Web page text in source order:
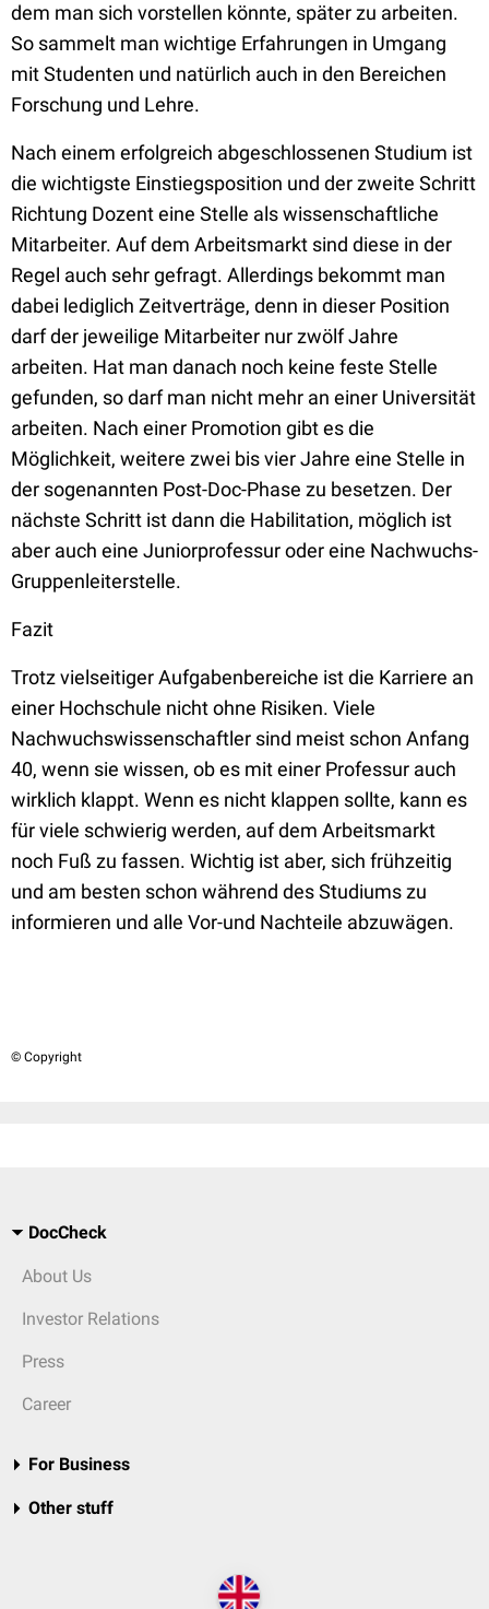
dem man sich vorstellen könnte, später zu arbeiten.
So sammelt man wichtige Erfahrungen in Umgang
mit Studenten und natürlich auch in den Bereichen
Forschung und Lehre.
Nach einem erfolgreich abgeschlossenen Studium ist
die wichtigste Einstiegsposition und der zweite Schritt
Richtung Dozent eine Stelle als wissenschaftliche
Mitarbeiter. Auf dem Arbeitsmarkt sind diese in der
Regel auch sehr gefragt. Allerdings bekommt man
dabei lediglich Zeitverträge, denn in dieser Position
darf der jeweilige Mitarbeiter nur zwölf Jahre
arbeiten. Hat man danach noch keine feste Stelle
gefunden, so darf man nicht mehr an einer Universität
arbeiten. Nach einer Promotion gibt es die
Möglichkeit, weitere zwei bis vier Jahre eine Stelle in
der sogenannten Post-Doc-Phase zu besetzen. Der
nächste Schritt ist dann die Habilitation, möglich ist
aber auch eine Juniorprofessur oder eine Nachwuchs-
Gruppenleiterstelle.
Fazit
Trotz vielseitiger Aufgabenbereiche ist die Karriere an
einer Hochschule nicht ohne Risiken. Viele
Nachwuchswissenschaftler sind meist schon Anfang
40, wenn sie wissen, ob es mit einer Professur auch
wirklich klappt. Wenn es nicht klappen sollte, kann es
für viele schwierig werden, auf dem Arbeitsmarkt
noch Fuß zu fassen. Wichtig ist aber, sich frühzeitig
und am besten schon während des Studiums zu
informieren und alle Vor-und Nachteile abzuwägen.
© Copyright
DocCheck
About Us
Investor Relations
Press
Career
For Business
Other stuff